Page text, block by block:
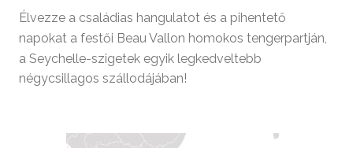
Élvezze a családias hangulatot és a pihentető
napokat a festői Beau Vallon homokos tengerpartján,
a Seychelle-szigetek egyik legkedveltebb
négycsillagos szállodájában!